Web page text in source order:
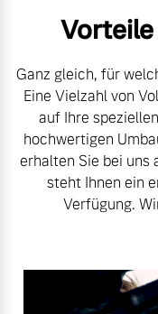
Fahrzeug
Ganz gleich, für
Eine Vielzahl von
auf Ihre
hochwertigen
erhalten Sie bei uns
steht Ihnen ein
Verfügung.